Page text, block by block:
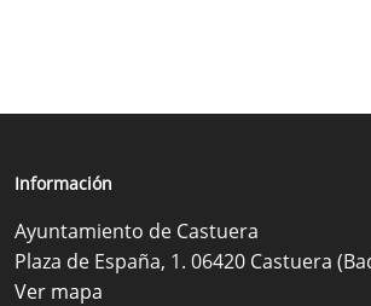
Información
Ayuntamiento de Castuera
Plaza de España, 1. 06420 Castuera
Ver mapa